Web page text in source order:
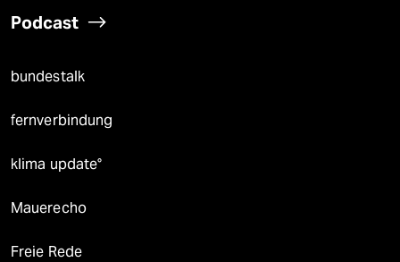
Podcast
bundestalk
fernverbindung
klima update°
Mauerecho
Freie Rede